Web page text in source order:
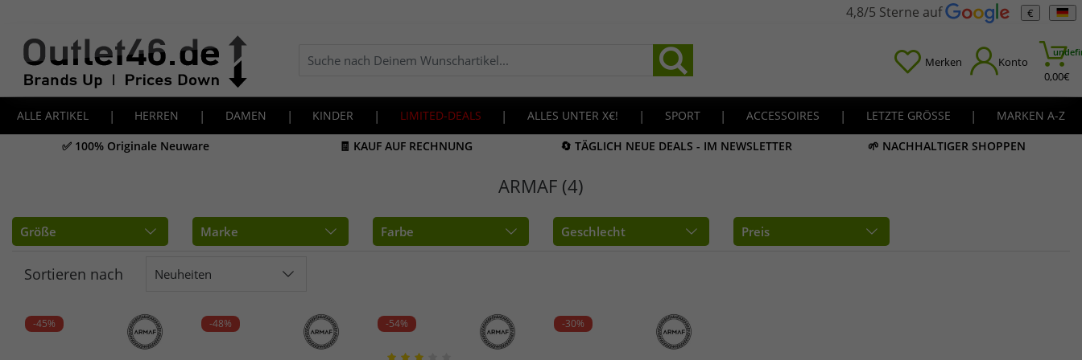
4,8/5 Sterne auf €
Merken Konto
0,00€
ALLE ARTIKEL | HERREN | DAMEN | KINDER | LIMITED-DEALS | ALLES UNTER X€! | SPORT | ACCESSOIRES | LETZTE GRÖSSE |
MARKEN A-Z
✅ 100% Originale Neuware
🧾 KAUF AUF RECHNUNG 🔄 TÄGLICH NEUE DEALS - IM NEWSLETTER 🌱 NACHHALTIGER SHOPPEN
ARMAF (4)
Größe Marke Farbe Geschlecht Preis
Sortieren nach Neuheiten
-45% -48% -54% -30%